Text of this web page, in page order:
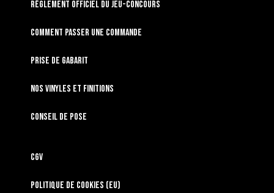
RÈGLEMENT OFFICIEL DU JEU-CONCOURS
Comment passer une commande
Prise de gabarit
Nos vinyles et finitions
Conseil de pose
CGV
Politique de cookies (EU)